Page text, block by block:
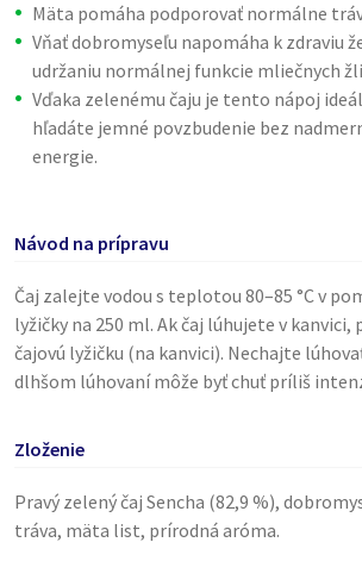
Mäta pomáha podporovať normálne
Vňať dobromyseľu napomáha k zdraviu
udržaniu normálnej funkcie mliečnych
Vďaka zelenému čaju je tento nápoj
hľadáte jemné povzbudenie bez
energie.
Návod na prípravu
Čaj zalejte vodou s teplotou 80–85 °C v
lyžičky na 250 ml. Ak čaj lúhujete v kanvici,
čajovú lyžičku (na kanvici). Nechajte
dlhšom lúhovaní môže byť chuť príliš
Zloženie
Pravý zelený čaj Sencha (82,9 %),
tráva, mäta list, prírodná aróma.